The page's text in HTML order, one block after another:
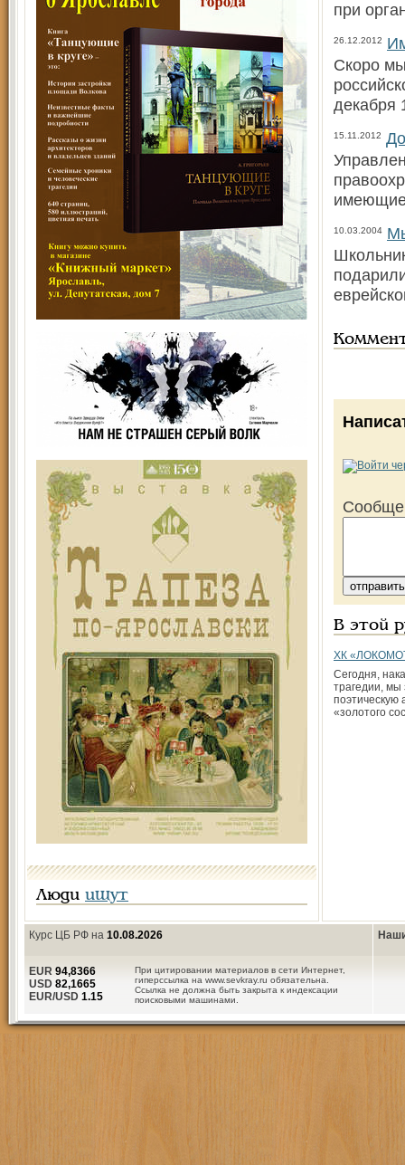
Люди ищут
при
26.12.2012
Скоро
декабря
15.11.2012
10.03.2004
В этой
ХК
Сегодня,
трагедии,
поэтическую
«золотого
Курс ЦБ РФ на 10.08.2026
При цитировании материалов в сети Интернет,
гиперссылка на www.sevkray.ru обязательна.
Ссылка не должна быть закрыта к индексации
поисковыми машинами.
EUR 94,8366
USD 82,1665
EUR/USD 1.15